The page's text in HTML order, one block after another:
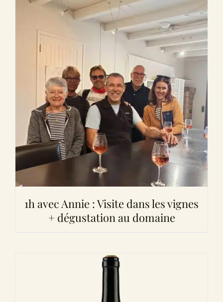
1h avec Annie : Visite dans les vignes
+ dégustation au domaine